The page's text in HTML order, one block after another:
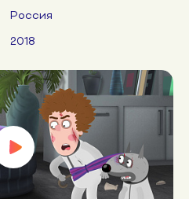
Россия
2018